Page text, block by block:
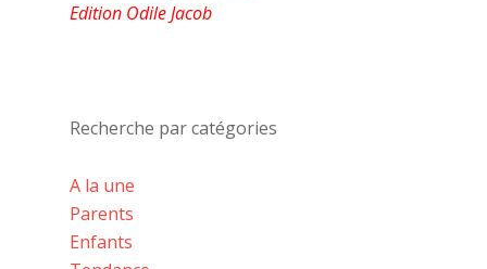
Edition Odile Jacob
Recherche par catégories
A la une
Parents
Enfants